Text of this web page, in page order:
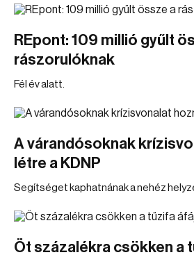
REpont: 109 millió gyűlt
rászorulóknak
Fél év alatt.
A várandósoknak
létre a KDNP
Segítséget kaphatnának a nehéz
Öt százalékra csökken a